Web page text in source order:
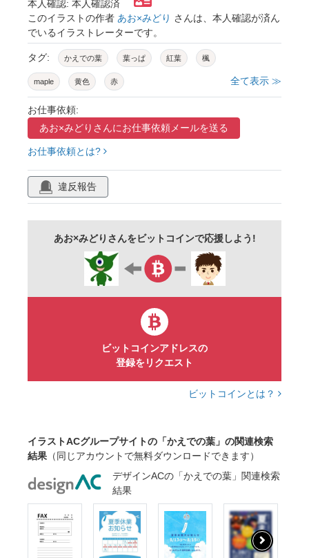
本人確認: 本人確認済
このイラストの作者 あお×みどり さんは、本人確認が済ん
でいるイラストレーターです。
タグ: かえでの葉 葉っぱ 紅葉 楓
maple 黄色 赤 全て表示 ≫
お仕事依頼:
あお×みどりさんにお仕事依頼メールを送る
お仕事依頼とは?
違反報告
あお×みどりさんをビットコインで応援しよう!
ビットコインアドレスの
登録をリクエスト
ビットコインとは？
イラストACグループサイトの「かえでの葉」の関連検索
結果 （同じアカウントで無料ダウンロードできます）
デザインACの「かえでの葉」関連検索
結果